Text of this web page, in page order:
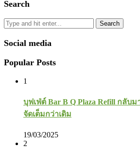
Search
Search
Social media
Popular Posts
1
บุฟเฟ่ต์ Bar B Q Plaza Refill กลับ
จัดเต็มกว่าเดิม
19/03/2025
2